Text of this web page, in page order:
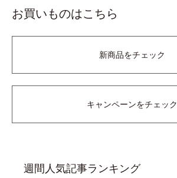
お買いものはこちら
新商品をチェック
キャンペーンをチェック
週間人気記事ランキング